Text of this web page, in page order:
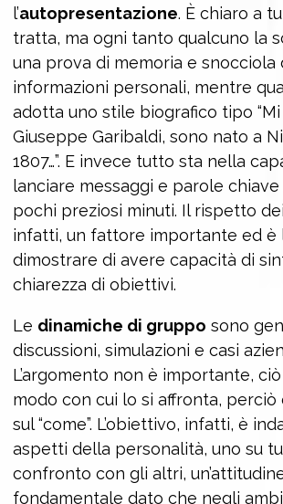
l’autopresentazione. È chiaro a
tratta, ma ogni tanto qualcuno la
una prova di memoria e snocciola
informazioni personali, mentre
adotta uno stile biografico tipo
Giuseppe Garibaldi, sono nato a
1807…”. E invece tutto sta nella
lanciare messaggi e parole chiave
pochi preziosi minuti. Il rispetto
infatti, un fattore importante ed è
dimostrare di avere capacità di
chiarezza di obiettivi.
Le dinamiche di gruppo sono
discussioni, simulazioni e casi
L’argomento non è importante,
modo con cui lo si affronta,
sul “come”. L’obiettivo, infatti, è
aspetti della personalità, uno su
confronto con gli altri,
fondamentale dato che negli